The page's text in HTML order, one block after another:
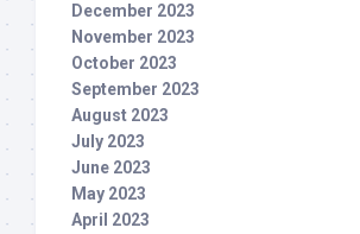
December 2023
November 2023
October 2023
September 2023
August 2023
July 2023
June 2023
May 2023
April 2023